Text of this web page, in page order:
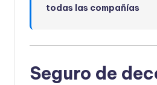
todas las compañías
Seguro de